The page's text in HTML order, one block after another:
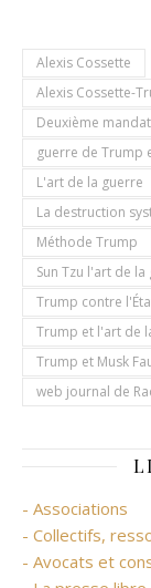
Alexis Cossette
Alexis Cossette-
Deuxième
guerre de Trump
L'art de la guerre
La destruction
Méthode Trump
Sun Tzu l'art de la
Trump contre
Trump et l'art de
Trump et Musk
web journal de
- Associations
- Collectifs,
- Avocats et